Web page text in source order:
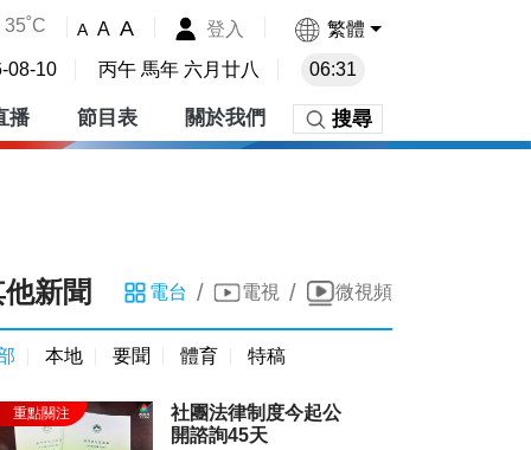
35˚C A A A 登入 繁體
08-10 丙午 馬年 六月廿八 06:31
播 節目表 關於我們 搜尋
新聞 電台 / 電視 / 微視頻
本地 要聞 體育 特稿
社團法律制度今起公
開諮詢45天